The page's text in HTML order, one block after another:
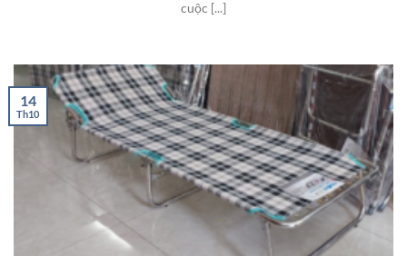
cuộc [...]
14
Th10